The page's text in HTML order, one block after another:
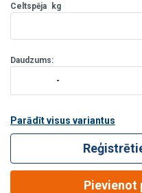
Efektīva aizvēršana ar
Celtspēja kg
Daudzums:
Parādīt visus variantus
Pievienot